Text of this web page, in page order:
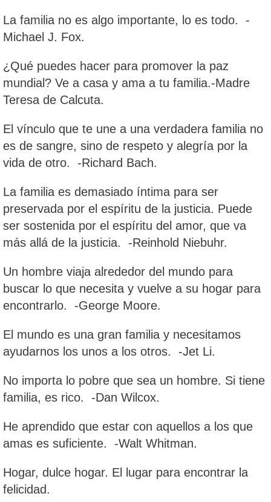
La familia no es algo importante, lo es todo. -
Michael J. Fox.
¿Qué puedes hacer para promover la paz
mundial? Ve a casa y ama a tu familia.-Madre
Teresa de Calcuta.
El vínculo que te une a una verdadera familia no
es de sangre, sino de respeto y alegría por la
vida de otro. -Richard Bach.
La familia es demasiado íntima para ser
preservada por el espíritu de la justicia. Puede
ser sostenida por el espíritu del amor, que va
más allá de la justicia. -Reinhold Niebuhr.
Un hombre viaja alrededor del mundo para
buscar lo que necesita y vuelve a su hogar para
encontrarlo. -George Moore.
El mundo es una gran familia y necesitamos
ayudarnos los unos a los otros. -Jet Li.
No importa lo pobre que sea un hombre. Si tiene
familia, es rico. -Dan Wilcox.
He aprendido que estar con aquellos a los que
amas es suficiente. -Walt Whitman.
Hogar, dulce hogar. El lugar para encontrar la
felicidad.